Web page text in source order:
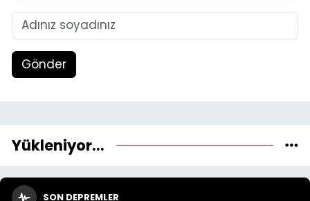
Gönder
Yükleniyor...
SON DEPREMLER